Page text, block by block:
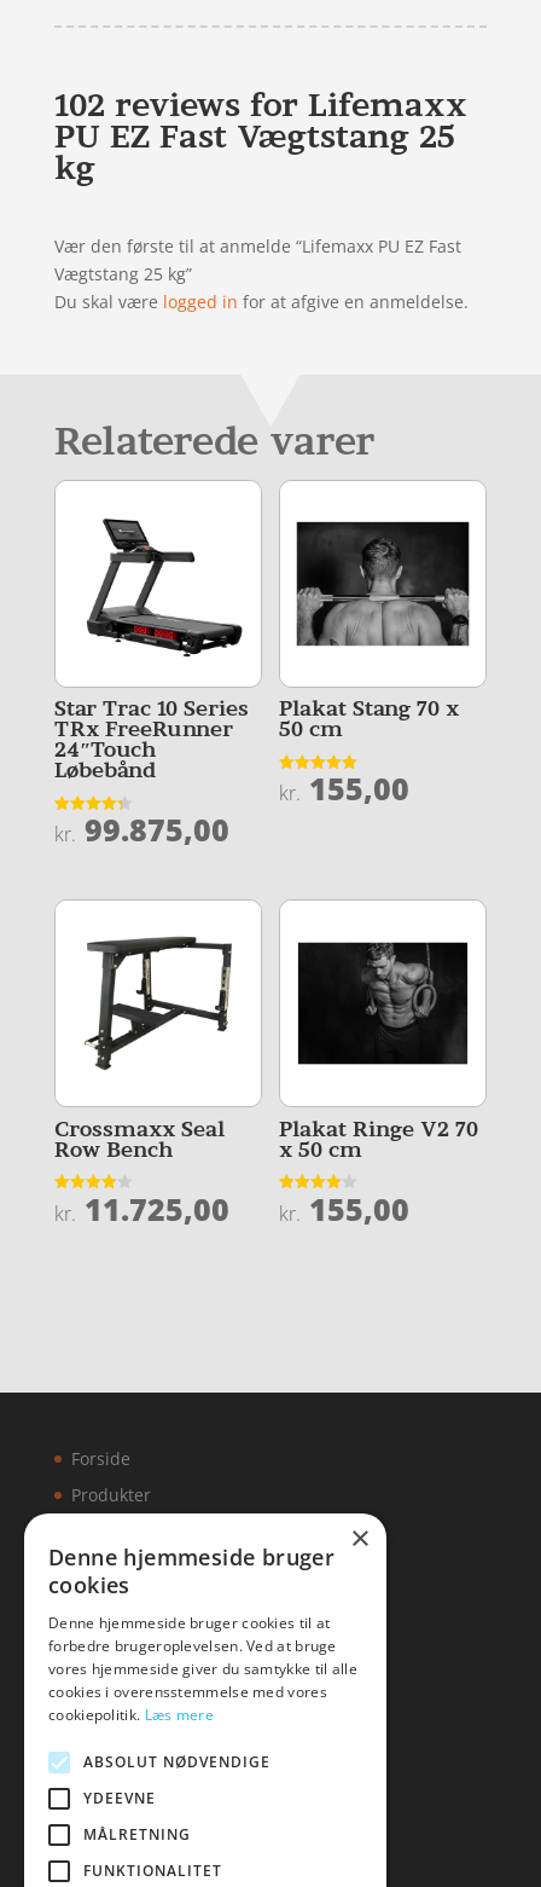
102 reviews for Lifemaxx
PU EZ Fast Vægtstang 25
kg
Vær den første til at anmelde “Lifemaxx PU EZ Fast
Vægtstang 25 kg”
Du skal være logged in for at afgive en anmeldelse.
Relaterede varer
Star Trac 10 Series
TRx FreeRunner
24″Touch
Løbebånd
Vurderet
4.3
kr. 99.875,00
Plakat Stang 70 x
50 cm
Vurderet
5
kr. 155,00
Crossmaxx Seal
Row Bench
Vurderet
4
kr. 11.725,00
Plakat Ringe V2 70
x 50 cm
Vurderet
4
kr. 155,00
Forside
Produkter
Artikler
Malawigruppen
Mail:hej@malawigruppen.dk
×
Denne hjemmeside bruger
cookies
Denne hjemmeside bruger cookies til at
forbedre brugeroplevelsen. Ved at bruge
vores hjemmeside giver du samtykke til alle
cookies i overensstemmelse med vores
cookiepolitik. Læs mere
ABSOLUT NØDVENDIGE
YDEEVNE
MÅLRETNING
FUNKTIONALITET